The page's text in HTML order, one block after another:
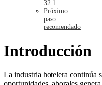
Próximo
paso
recomendado
Introducción
La industria hotelera continúa